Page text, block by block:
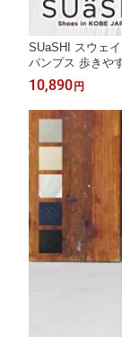
SUaSHI スウェ
パンプス 歩きや
れない 防水 雨の
チヒールパンプ
OO-AM-R3500]
10,890円